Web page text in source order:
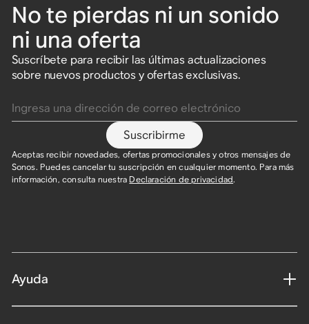
No te pierdas ni un sonido
ni una oferta
Suscríbete para recibir las últimas actualizaciones
sobre nuevos productos y ofertas exclusivas.
Suscribirme
Aceptas recibir novedades, ofertas promocionales y otros mensajes de
Sonos. Puedes cancelar tu suscripción en cualquier momento. Para más
información, consulta nuestra Declaración de privacidad.​
Ayuda